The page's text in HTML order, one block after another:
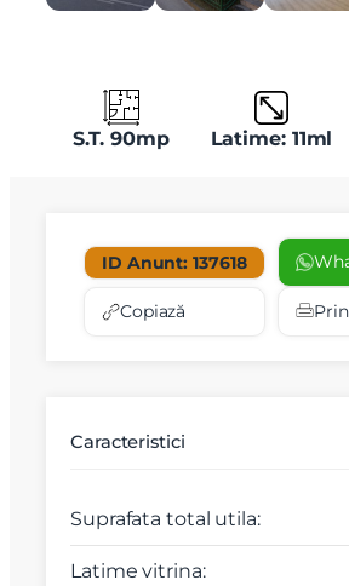
S.T. 90mp Latime: 11ml
ID Anunt: 137618
Copiază
Caracteristici
Suprafata total utila:
Latime vitrina: